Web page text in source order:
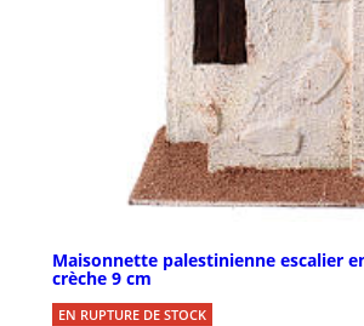
Maisonnette palestinienne escalier
crèche 9 cm
EN RUPTURE DE STOCK